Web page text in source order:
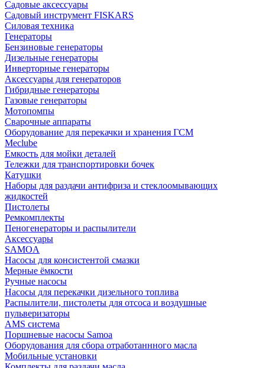
Садовые аксессуары
Садовый инструмент FISKARS
Силовая техника
Генераторы
Бензиновые генераторы
Дизельные генераторы
Инверторные генераторы
Аксессуары для генераторов
Гибридные генераторы
Газовые генераторы
Мотопомпы
Сварочные аппараты
Оборудование для перекачки и хранения ГСМ
Meclube
Емкость для мойки деталей
Тележки для транспортировки бочек
Катушки
Наборы для раздачи антифриза и стеклоомывающих
жидкостей
Пистолеты
Ремкомплекты
Пеногенераторы и распылители
Аксессуары
SAMOA
Насосы для консистентой смазки
Мерные ёмкости
Ручные насосы
Насосы для перекачки дизельного топлива
Распылители, пистолеты для отсоса и воздушные
пульверизаторы
AMS система
Поршневые насосы Samoa
Оборудования для сбора отработаннного масла
Мобильные установки